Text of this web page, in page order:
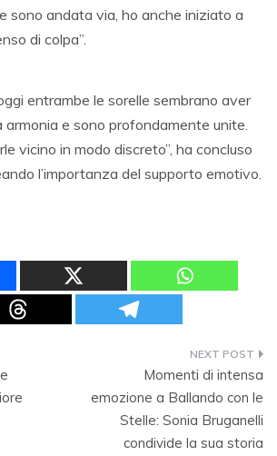
sono andata via, ho anche iniziato a
di colpa”.
entrambe le sorelle sembrano aver
e sono profondamente unite.
vicino in modo discreto”, ha concluso
l’importanza del supporto emotivo.
Momenti di intensa
emozione a Ballando con le
Stelle: Sonia Bruganelli
condivide la sua storia